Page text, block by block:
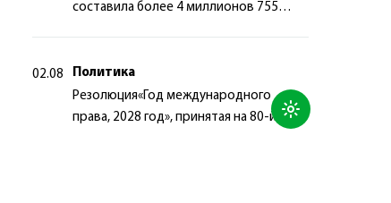
составила более 4 миллионов 755
02.08
Политика
Резолюция«Год международного
права, 2028 год», принятая на 80-й